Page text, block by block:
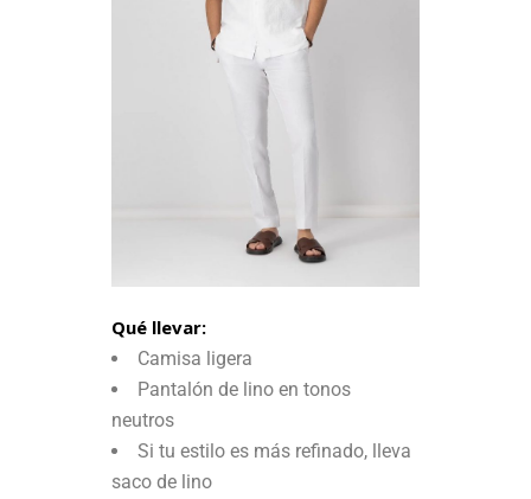
Qué llevar:
Camisa ligera
Pantalón de lino en tonos
neutros
Si tu estilo es más refinado, lleva
saco de lino